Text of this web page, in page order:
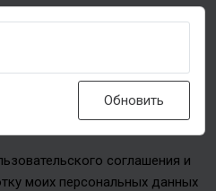
Обновить
соглашения и
моих персональных данных